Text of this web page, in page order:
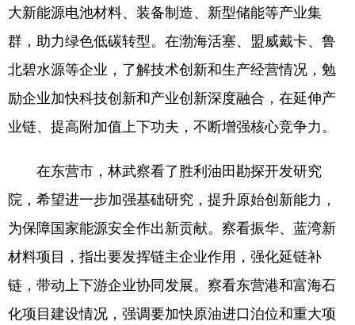
地方频道
首页 山东新闻 图片 专题·访谈
政事 文旅 社会民生 山东产经
文娱 融媒秀 地市 科教
健康 微视齐鲁
多语种频道
English Español Français عربى
大新能源电池材料、装备制造、新型储能等产业集
群，助力绿色低碳转型。在渤海活塞、盟威戴卡、鲁
北碧水源等企业，了解技术创新和生产经营情况，勉
励企业加快科技创新和产业创新深度融合，在延伸产
业链、提高附加值上下功夫，不断增强核心竞争力。
在东营市，林武察看了胜利油田勘探开发研究
院，希望进一步加强基础研究，提升原始创新能力，
为保障国家能源安全作出新贡献。察看振华、蓝湾新
材料项目，指出要发挥链主企业作用，强化延链补
链，带动上下游企业协同发展。察看东营港和富海石
化项目建设情况，强调要加快原油进口泊位和重大项